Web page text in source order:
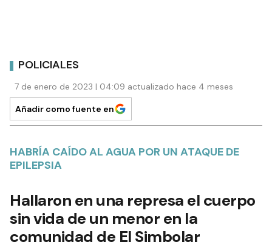
POLICIALES
7 de enero de 2023 | 04:09 actualizado hace 4 meses
Añadir como fuente en
HABRÍA CAÍDO AL AGUA POR UN ATAQUE DE
EPILEPSIA
Hallaron en una represa el cuerpo
sin vida de un menor en la
comunidad de El Simbolar